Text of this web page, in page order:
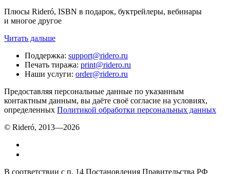
Плюсы Rideró, ISBN в подарок, буктрейлеры, вебинары
и многое другое
Читать дальше
Поддержка: support@ridero.ru
Печать тиража: print@ridero.ru
Наши услуги: order@ridero.ru
Предоставляя персональные данные по указанным
контактным данным, вы даёте своё согласие на условиях,
определенных Политикой обработки персональных данных
© Rideró, 2013—2026
В соответствии с п. 14 Постановления Правительства РФ